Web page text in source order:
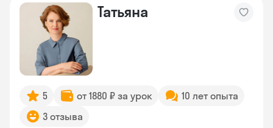
Татьяна
5 от 1880 ₽ за урок
10 лет опыта
3 отзыва